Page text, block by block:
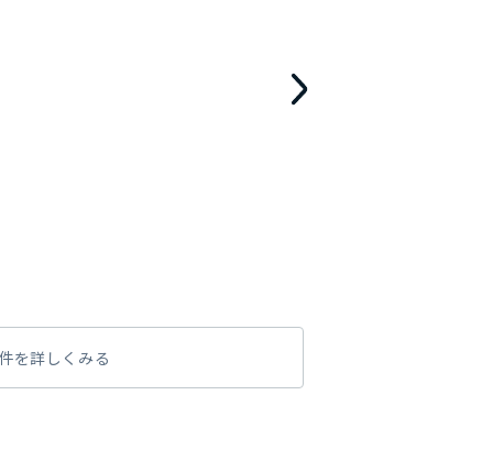
を詳しくみる